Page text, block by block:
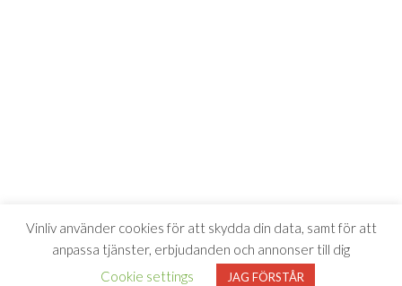
Vinliv använder cookies för att skydda din data, samt för att
anpassa tjänster, erbjudanden och annonser till dig
Cookie settings
JAG FÖRSTÅR